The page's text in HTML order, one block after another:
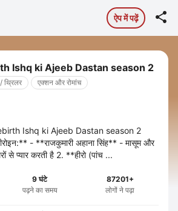
ऐप में पढ़ें 
Ishq ki Ajeeb Dastan season 2
थ्रिलर एक्शन और रोमांच
Ishq ki Ajeeb Dastan season 2
सिंह** - मासूम और
से प्यार करती है 2. **हीरो (पांच ...
9 घंटे
पढ़ने का समय
87201+
लोगों ने पढ़ा